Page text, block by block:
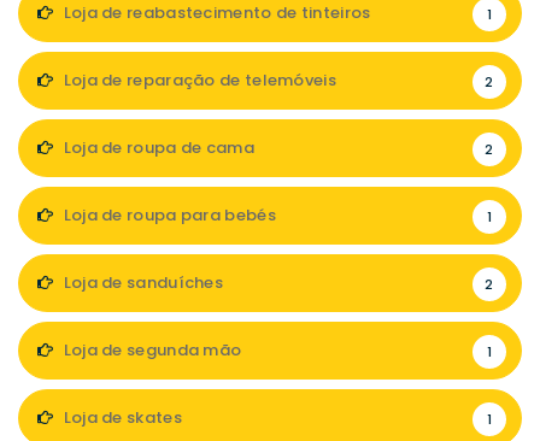
Loja de reabastecimento de tinteiros 1
Loja de reparação de telemóveis 2
Loja de roupa de cama 2
Loja de roupa para bebés 1
Loja de sanduíches 2
Loja de segunda mão 1
Loja de skates 1